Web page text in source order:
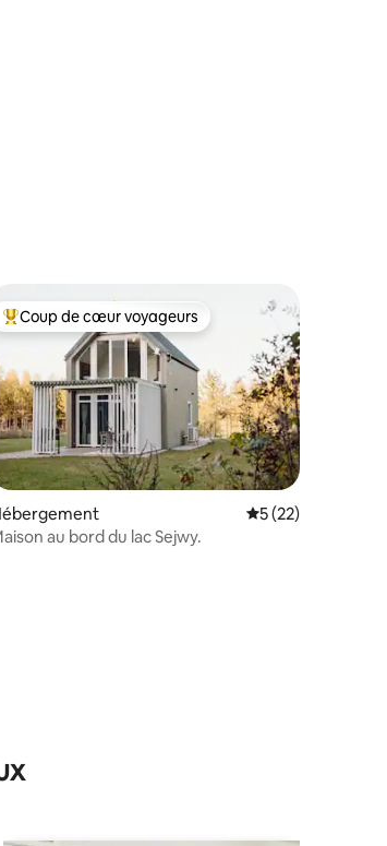
sur 5
sur la base de 25 commentaires : 5 sur 5
Coups de cœur voyageurs les plus appréciés
Coup de cœur voyageurs
Évaluation
5 (22)
au bord du lac Sejwy.